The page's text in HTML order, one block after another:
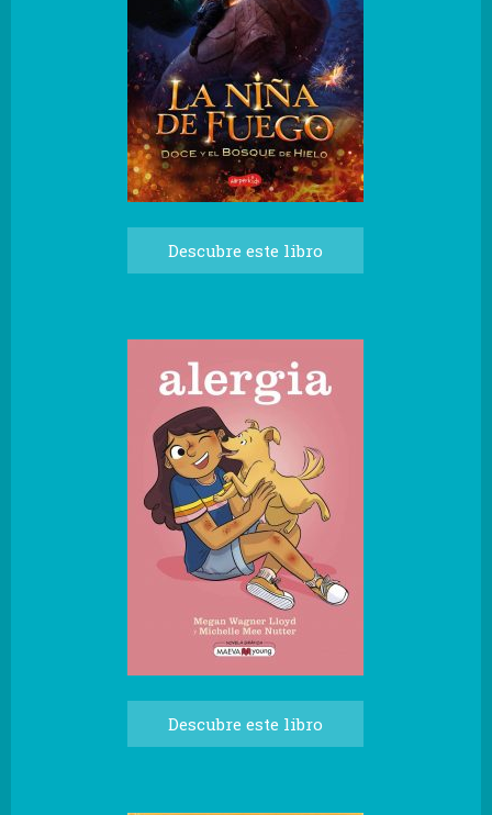
Descubre este libro
Descubre este libro